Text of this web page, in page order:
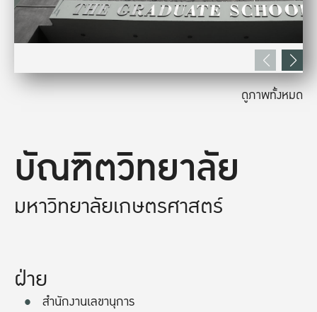
บัณฑิตวิทยาลัย
มหาวิทยาลัยเกษตรศาสตร์
ฝ่าย
สำนักงานเลขานุการ
ดูภาพทั้งหมด